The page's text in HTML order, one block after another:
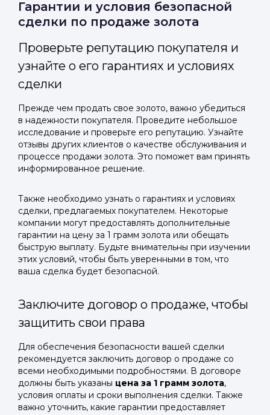
Гарантии и условия безопасной
сделки по продаже золота
Проверьте репутацию покупателя и
узнайте о его гарантиях и условиях
сделки
Прежде чем продать свое золото, важно убедиться
в надежности покупателя. Проведите небольшое
исследование и проверьте его репутацию. Узнайте
отзывы других клиентов о качестве обслуживания и
процессе продажи золота. Это поможет вам принять
информированное решение.
Также необходимо узнать о гарантиях и условиях
сделки, предлагаемых покупателем. Некоторые
компании могут предоставлять дополнительные
гарантии на цену за 1 грамм золота или обещать
быструю выплату. Будьте внимательны при изучении
этих условий, чтобы быть уверенными в том, что
ваша сделка будет безопасной.
Заключите договор о продаже, чтобы
защитить свои права
Для обеспечения безопасности вашей сделки
рекомендуется заключить договор о продаже со
всеми необходимыми подробностями. В договоре
должны быть указаны цена за 1 грамм золота,
условия оплаты и сроки выполнения сделки. Также
важно уточнить, какие гарантии предоставляет